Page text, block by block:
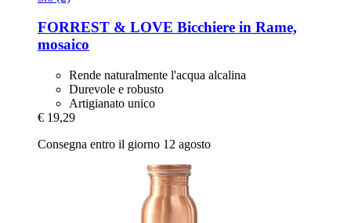
FORREST & LOVE Bicchiere in Rame,
mosaico
Rende naturalmente l'acqua alcalina
Durevole e robusto
Artigianato unico
€ 19,29
Consegna entro il giorno 12 agosto